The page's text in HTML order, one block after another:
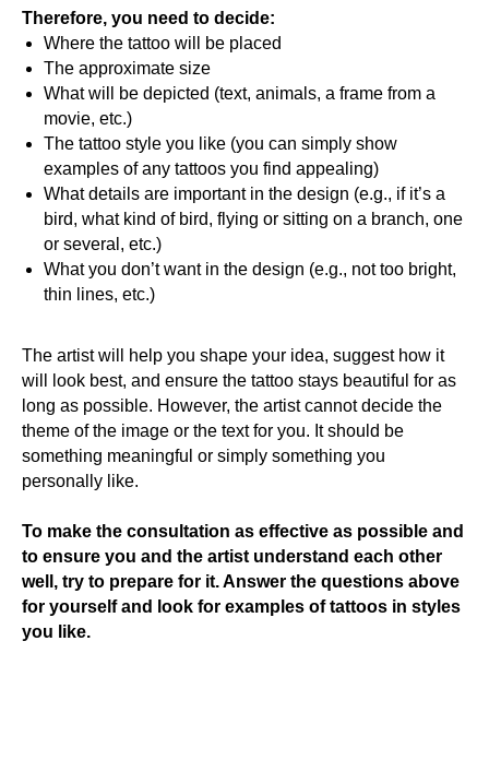
Therefore, you need to decide:
Where the tattoo will be placed
The approximate size
What will be depicted (text, animals, a frame from a
movie, etc.)
The tattoo style you like (you can simply show
examples of any tattoos you find appealing)
What details are important in the design (e.g., if it’s a
bird, what kind of bird, flying or sitting on a branch, one
or several, etc.)
What you don’t want in the design (e.g., not too bright,
thin lines, etc.)
The artist will help you shape your idea, suggest how it
will look best, and ensure the tattoo stays beautiful for as
long as possible. However, the artist cannot decide the
theme of the image or the text for you. It should be
something meaningful or simply something you
personally like.
To make the consultation as effective as possible and
to ensure you and the artist understand each other
well, try to prepare for it. Answer the questions above
for yourself and look for examples of tattoos in styles
you like.